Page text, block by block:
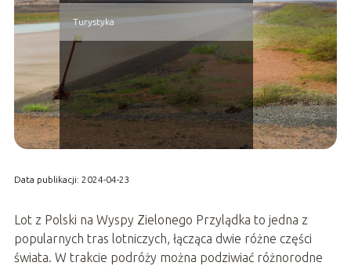
Turystyka
Data publikacji: 2024-04-23
Lot z Polski na Wyspy Zielonego Przylądka to jedna z
popularnych tras lotniczych, łącząca dwie różne części
świata. W trakcie podróży można podziwiać różnorodne